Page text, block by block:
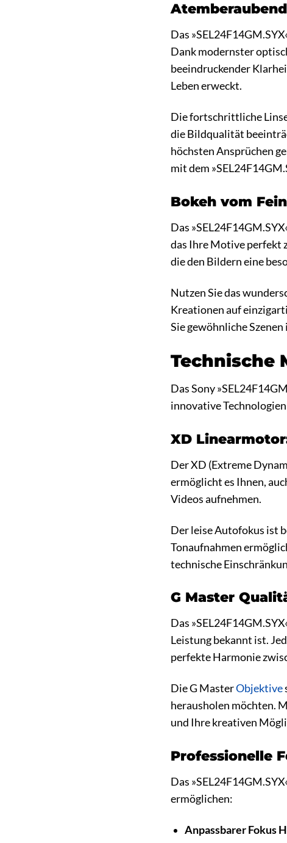
Das
Dank modernster
beeindruckender
Leben erweckt.
Die fortschrittliche
die Bildqualität
höchsten Ansprüchen
mit dem
Bokeh vom
Das
das Ihre Motive perfekt
die den Bildern eine
Nutzen Sie das
Kreationen auf
Sie gewöhnliche
Technische
Das Sony
innovative
XD
Der XD (Extreme
ermöglicht es Ihnen,
Videos aufnehmen.
Der leise Autofokus ist
Tonaufnahmen
technische
G Master
Das
Leistung bekannt ist.
perfekte Harmonie
Die G MasterObjektive
herausholen möchten.
und Ihre kreativen
Professionelle
Das
ermöglichen:
Anpassbarer Fokus